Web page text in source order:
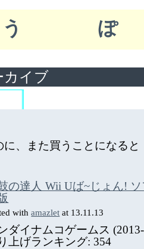
カイブ
、また買うことになると
の達人 Wii Uば~じょん!
withamazlet at 13.11.13
ダイナムコゲームス
上げランキング: 354